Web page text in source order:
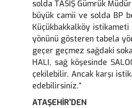
solda TASİŞ Gümrük
büyük camii ve solda BP
Küçükbakkalköy
yönünü gösteren tabela
geçer geçmez sağdaki
HALI, sağ köşesinde
çekilebilir. Ancak karşı
edebilirsiniz.”
ATAŞEHİR’DEN